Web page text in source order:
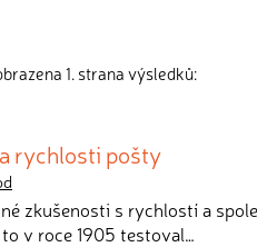
1. strana výsledků:
rychlosti pošty
zkušenosti s rychlostí a
v roce 1905 testoval…